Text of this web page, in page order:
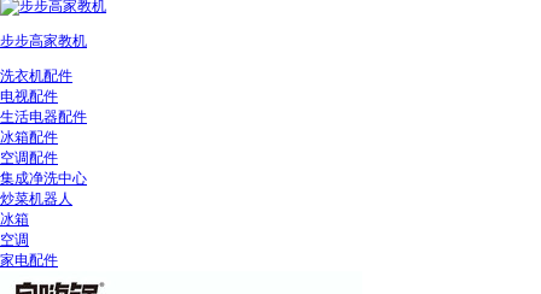
步步高家教机
洗衣机配件
电视配件
生活电器配件
冰箱配件
空调配件
集成净洗中心
炒菜机器人
冰箱
空调
家电配件